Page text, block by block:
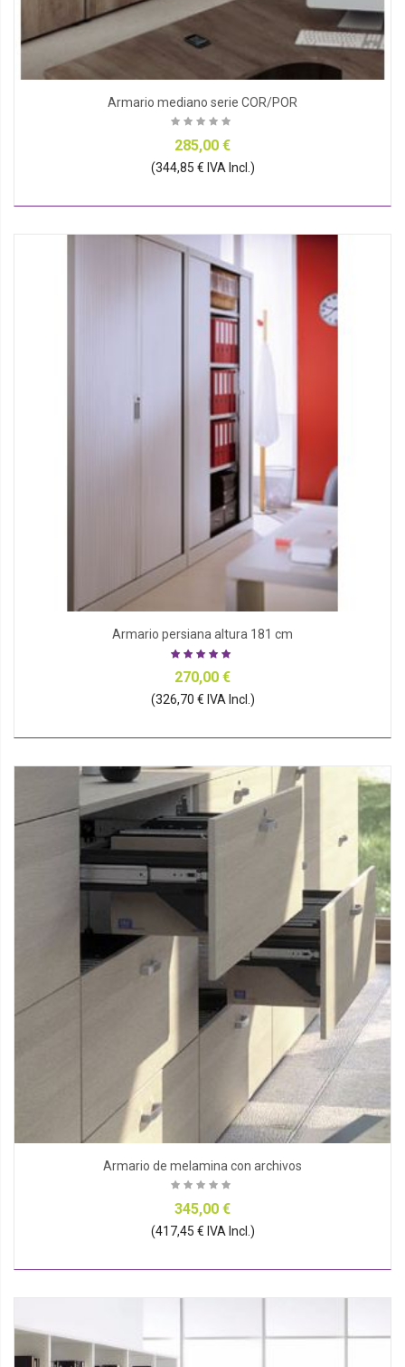
Armario mediano serie COR/POR
285,00 €
(344,85 € IVA Incl.)
Armario persiana altura 181 cm
270,00 €
(326,70 € IVA Incl.)
Armario de melamina con archivos
345,00 €
(417,45 € IVA Incl.)